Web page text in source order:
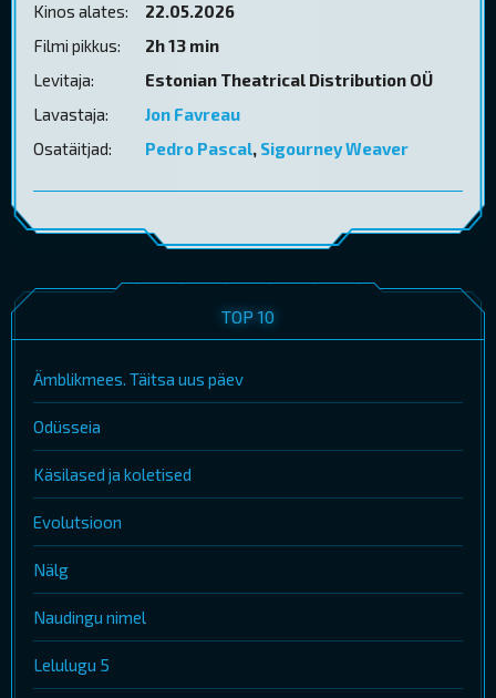
Kinos alates:
22.05.2026
Filmi pikkus:
2h 13 min
Levitaja:
Estonian Theatrical Distribution OÜ
Lavastaja:
Jon Favreau
Osatäitjad:
Pedro Pascal, Sigourney Weaver
TOP 10
Ämblikmees. Täitsa uus päev
Odüsseia
Käsilased ja koletised
Evolutsioon
Nälg
Naudingu nimel
Lelulugu 5